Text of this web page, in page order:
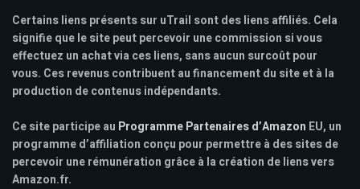
Certains liens présents sur uTrail sont des liens affiliés. Cela
signifie que le site peut percevoir une commission si vous
effectuez un achat via ces liens, sans aucun surcoût pour
vous. Ces revenus contribuent au financement du site et à la
production de contenus indépendants.
Ce site participe au Programme Partenaires d’Amazon EU, un
programme d’affiliation conçu pour permettre à des sites de
percevoir une rémunération grâce à la création de liens vers
Amazon.fr.